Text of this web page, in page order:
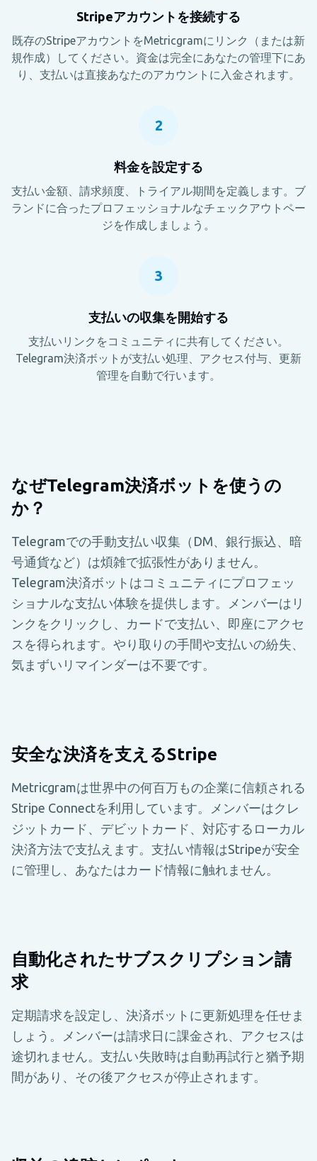
Stripeアカウントを接続する
既存のStripeアカウントをMetricgramにリンク（または新
規作成）してください。資金は完全にあなたの管理下にあ
り、支払いは直接あなたのアカウントに入金されます。
2
料金を設定する
支払い金額、請求頻度、トライアル期間を定義します。ブ
ランドに合ったプロフェッショナルなチェックアウトペー
ジを作成しましょう。
3
支払いの収集を開始する
支払いリンクをコミュニティに共有してください。
Telegram決済ボットが支払い処理、アクセス付与、更新
管理を自動で行います。
なぜTelegram決済ボットを使うの
か？
Telegramでの手動支払い収集（DM、銀行振込、暗
号通貨など）は煩雑で拡張性がありません。
Telegram決済ボットはコミュニティにプロフェッ
ショナルな支払い体験を提供します。メンバーはリ
ンクをクリックし、カードで支払い、即座にアクセ
スを得られます。やり取りの手間や支払いの紛失、
気まずいリマインダーは不要です。
安全な決済を支えるStripe
Metricgramは世界中の何百万もの企業に信頼される
Stripe Connectを利用しています。メンバーはクレ
ジットカード、デビットカード、対応するローカル
決済方法で支払えます。支払い情報はStripeが安全
に管理し、あなたはカード情報に触れません。
自動化されたサブスクリプション請
求
定期請求を設定し、決済ボットに更新処理を任せま
しょう。メンバーは請求日に課金され、アクセスは
途切れません。支払い失敗時は自動再試行と猶予期
間があり、その後アクセスが停止されます。